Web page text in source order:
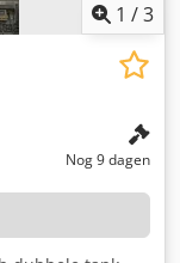
1 /3
Nog 9 dagen